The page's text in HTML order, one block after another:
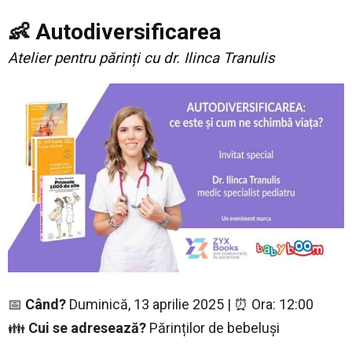
👶 Autodiversificarea
Atelier pentru părinți cu dr. Ilinca Tranulis
📅 Când? Duminică, 13 aprilie 2025 | ⏰ Ora: 12:00
👪 Cui se adresează? Părinților de bebeluși